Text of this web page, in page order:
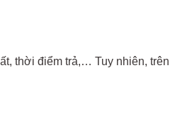
thời điểm trả,… Tuy nhiên,